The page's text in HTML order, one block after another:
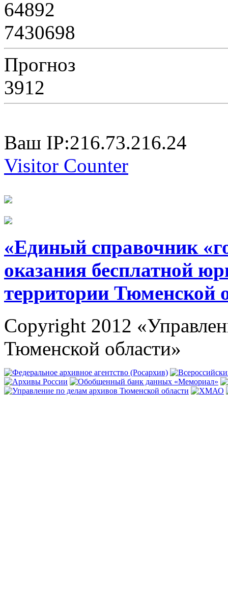
64892
7430698
Прогноз
3912
Ваш IP:216.73.216.24
Visitor Counter
«Единый справочник
оказания бесплатной
территории Тюменской
Copyright 2012
Тюменской области»